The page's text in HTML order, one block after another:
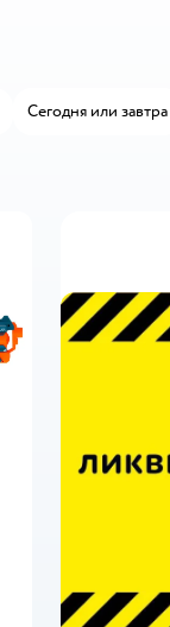
Сегодня или завтра